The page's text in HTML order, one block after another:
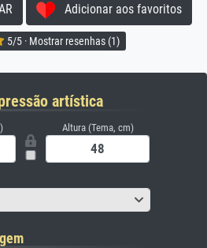
Adicionar aos favoritos
5/5 · Mostrar resenhas (1)
artística
Altura (Tema, cm)